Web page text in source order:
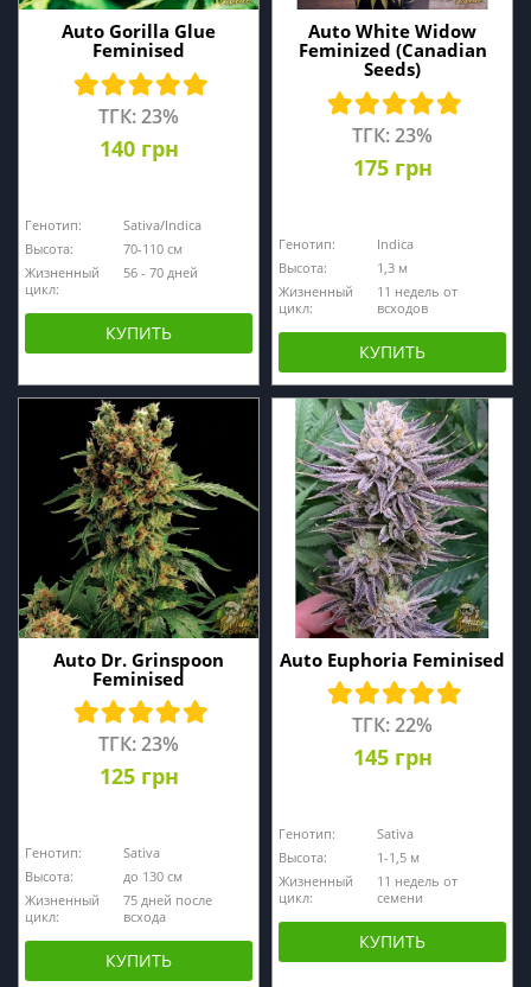
Auto Gorilla Glue
Feminised
ТГК: 23%
140 грн
Генотип:
Sativa/Indica
Высота:
70-110 см
Жизненный
цикл:
56 - 70 дней
КУПИТЬ
Auto White Widow
Feminized (Canadian
Seeds)
ТГК: 23%
175 грн
Генотип:
Indica
Высота:
1,3 м
Жизненный
цикл:
11 недель от
всходов
КУПИТЬ
Auto Dr. Grinspoon
Feminised
ТГК: 23%
125 грн
Генотип:
Sativa
Высота:
до 130 см
Жизненный
цикл:
75 дней после
всхода
КУПИТЬ
Auto Euphoria Feminised
ТГК: 22%
145 грн
Генотип:
Sativa
Высота:
1-1,5 м
Жизненный
цикл:
11 недель от
семени
КУПИТЬ